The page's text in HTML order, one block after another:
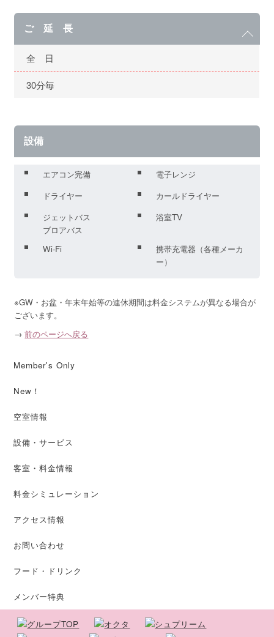
ご 延 長
全 日
30分毎
設備
エアコン完備
電子レンジ
ドライヤー
カールドライヤー
ジェットバス
ブロアバス
浴室TV
Wi-Fi
携帯充電器（各種メーカ
ー）
※GW・お盆・年末年始等の連休期間は料金システムが異なる場合が
ございます。
→ 前のページへ戻る
Member's Only
New！
空室情報
設備・サービス
客室・料金情報
料金シミュレーション
アクセス情報
お問い合わせ
フード・ドリンク
メンバー特典